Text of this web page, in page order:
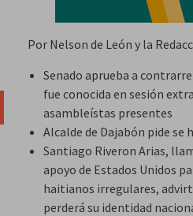
Por Nelson de León y la
Senado aprueba a
fue conocida en sesión
asambleístas presentes
Alcalde de Dajabón pide
Santiago Riveron Arias,
apoyo de Estados Unidos
haitianos irregulares,
perderá su identidad